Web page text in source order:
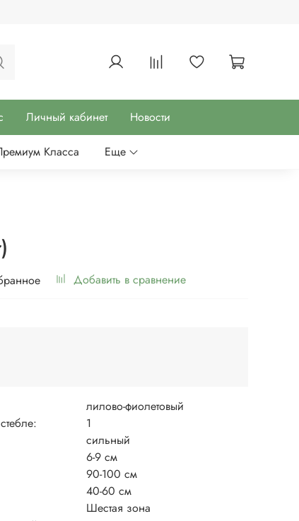
Личный кабинет Новости
Класса Еще
Добавить в сравнение
лилово-фиолетовый
1
сильный
6-9 см
90-100 см
40-60 см
Шестая зона